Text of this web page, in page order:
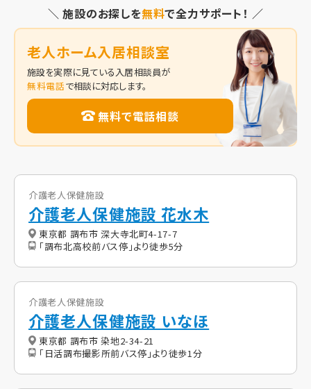
＼ 施設のお探しを無料で全力サポート！ ／
老人ホーム入居相談室
施設を実際に見ている入居相談員が
無料電話で相談に対応します。
無料で電話相談
介護老人保健施設
介護老人保健施設 花水木
東京都 調布市 深大寺北町4-17-7
「調布北高校前バス停」より徒歩5分
介護老人保健施設
介護老人保健施設 いなほ
東京都 調布市 染地2-34-21
「日活調布撮影所前バス停」より徒歩1分